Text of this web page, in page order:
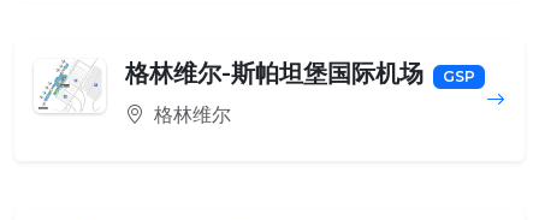
格林维尔-斯帕坦堡国际机场 GSP
格林维尔